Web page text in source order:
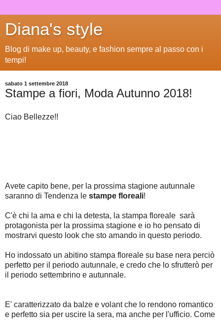
Diana's style
Blog di make up, beauty, e fashion sempre al passo con i
tempi!
sabato 1 settembre 2018
Stampe a fiori, Moda Autunno 2018!
Ciao Bellezze!!
Avete capito bene, per la prossima stagione autunnale
saranno di Tendenza le stampe floreali!
C'è chi la ama e chi la detesta, la stampa floreale sarà
protagonista per la prossima stagione e io ho pensato di
mostrarvi questo look che sto amando in questo periodo.
Ho indossato un abitino stampa floreale su base nera perciò
perfetto per il periodo autunnale, e credo che lo sfrutterò per
il periodo settembrino e autunnale.
E' caratterizzato da balze e volant che lo rendono romantico
e perfetto sia per uscire la sera, ma anche per l'ufficio. Come